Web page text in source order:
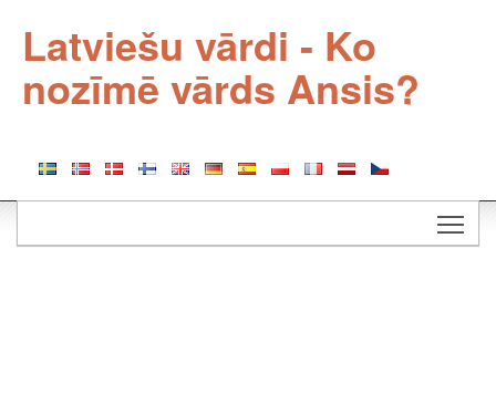
Latviešu vārdi - Ko
nozīmē vārds Ansis?